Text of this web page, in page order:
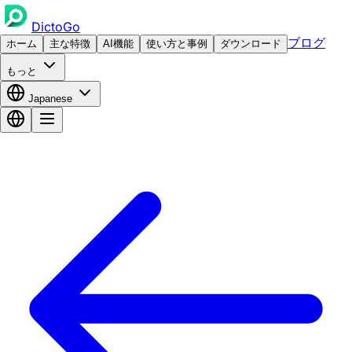
DictoGo
ホーム 主な特徴 AI機能 使い方と事例 ダウンロード ブログ
もっと
Japanese